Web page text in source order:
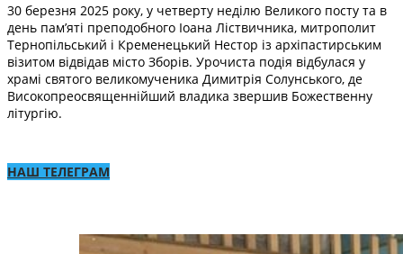
30 березня 2025 року, у четверту неділю Великого посту та в
день пам’яті преподобного Іоана Ліствичника, митрополит
Тернопільський і Кременецький Нестор із архіпастирським
візитом відвідав місто Зборів. Урочиста подія відбулася у
храмі святого великомученика Димитрія Солунського, де
Високопреосвященнійший владика звершив Божественну
літургію.
НАШ ТЕЛЕГРАМ